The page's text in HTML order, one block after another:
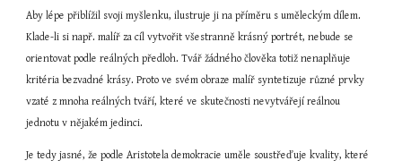
Aby lépe přiblížil svoji myšlenku, ilustruje ji na příměru s uměleckým dílem.
Klade-li si např. malíř za cíl vytvořit všestranně krásný portrét, nebude se
orientovat podle reálných předloh. Tvář žádného člověka totiž nenaplňuje
kritéria bezvadné krásy. Proto ve svém obraze malíř syntetizuje různé prvky
vzaté z mnoha reálných tváří, které ve skutečnosti nevytvářejí reálnou
jednotu v nějakém jedinci.
Je tedy jasné, že podle Aristotela demokracie uměle soustřeďuje kvality, které